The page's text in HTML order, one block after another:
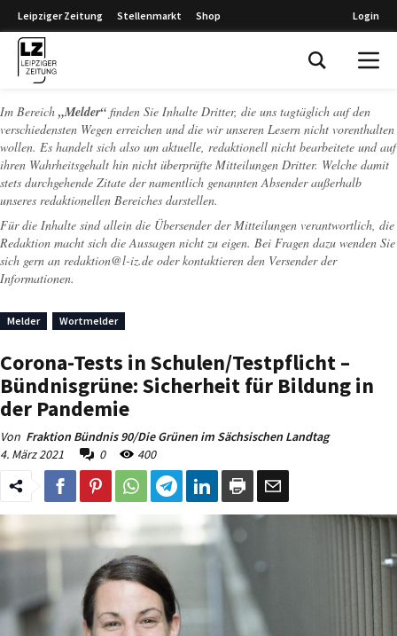
Leipziger Zeitung Stellenmarkt Shop Login
Im Bereich „Melder“ finden Sie Inhalte Dritter, die uns tagtäglich auf den
verschiedensten Wegen erreichen und die wir unseren Lesern nicht vorenthalten
wollen. Es handelt sich also um aktuelle, redaktionell nicht bearbeitete und auf
ihren Wahrheitsgehalt hin nicht überprüfte Mitteilungen Dritter. Welche damit
stets durchgehende Zitate der namentlich genannten Absender außerhalb
unseres redaktionellen Bereiches darstellen.
Für die Inhalte sind allein die Übersender der Mitteilungen verantwortlich, die
Redaktion macht sich die Aussagen nicht zu eigen. Bei Fragen dazu wenden Sie
sich gern an redaktion@l-iz.de oder kontaktieren den Versender der
Informationen.
Melder Wortmelder
Corona-Tests in Schulen/Testpflicht –
Bündnisgrüne: Sicherheit für Bildung in
der Pandemie
Von Fraktion Bündnis 90/Die Grünen im Sächsischen Landtag
4. März 2021
0 400